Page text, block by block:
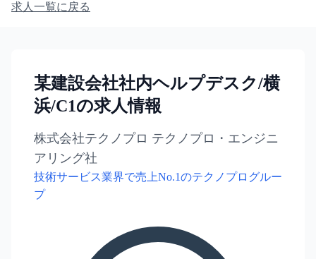
求人一覧に戻る
某建設会社社内ヘルプデスク/横
浜/C1の求人情報
株式会社テクノプロ テクノプロ・エンジニ
アリング社
技術サービス業界で売上No.1のテクノプログルー
プ